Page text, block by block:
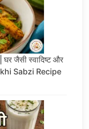
जैसी स्वादिष्ट और
Sabzi Recipe